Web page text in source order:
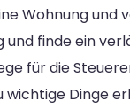
Wohnung
finde ein
für die
Dinge